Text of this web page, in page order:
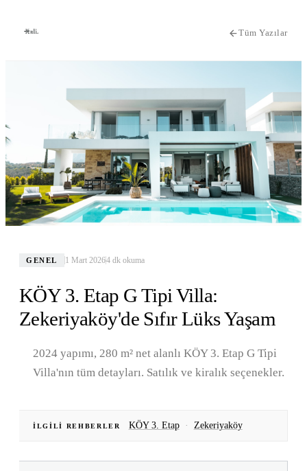
Tüm Yazılar
GENEL 1 Mart 20264dk okuma
KÖY 3. Etap G Tipi Villa:
Zekeriyaköy'de Sıfır Lüks Yaşam
2024 yapımı, 280 m² net alanlı KÖY 3. Etap G Tipi
Villa'nın tüm detayları. Satılık ve kiralık seçenekler.
İLGILI REHBERLER KÖY 3. Etap · Zekeriyaköy